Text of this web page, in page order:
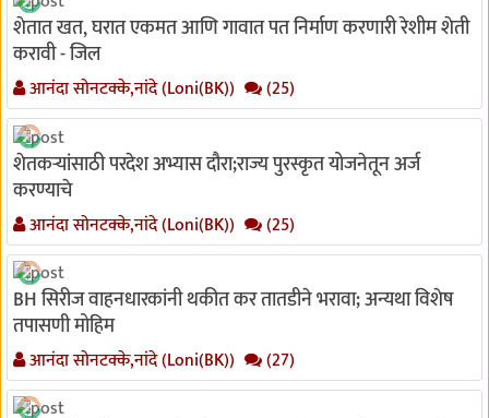
शेतात खत, घरात एकमत आणि गावात पत निर्माण करणारी रेशीम शेती
करावी - जिल
आनंदा सोनटक्के,नांदे (Loni(BK)) (25)
शेतकऱ्यांसाठी परदेश अभ्यास दौरा;राज्य पुरस्कृत योजनेतून अर्ज
करण्याचे
आनंदा सोनटक्के,नांदे (Loni(BK)) (25)
BH सिरीज वाहनधारकांनी थकीत कर तातडीने भरावा; अन्यथा विशेष
तपासणी मोहिम
आनंदा सोनटक्के,नांदे (Loni(BK)) (27)